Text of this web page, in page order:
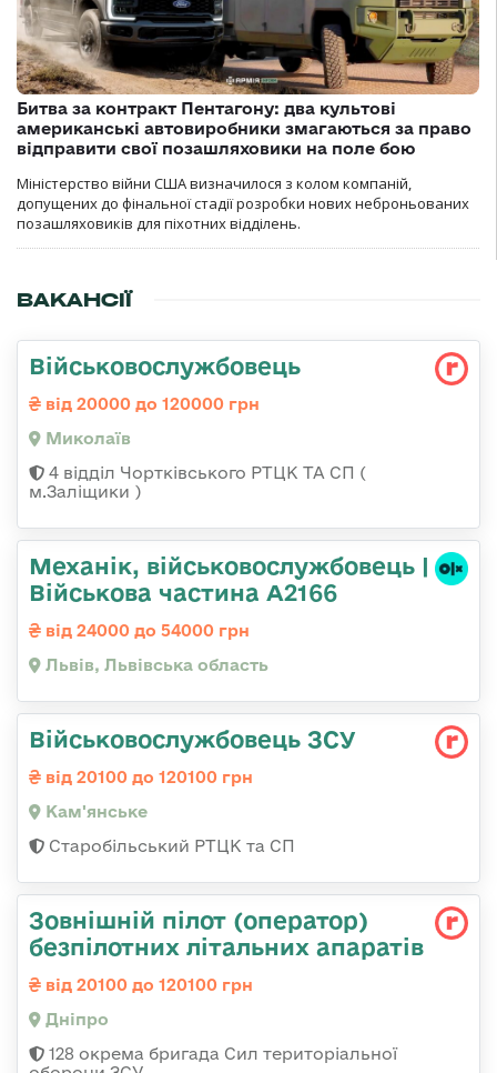
Битва за контракт Пентагону: два культові
американські автовиробники змагаються за право
відправити свої позашляховики на поле бою
Міністерство війни США визначилося з колом компаній,
допущених до фінальної стадії розробки нових неброньованих
позашляховиків для піхотних відділень.
ВАКАНСІЇ
Військовослужбовець
від 20000 до 120000 грн
Миколаїв
4 відділ Чортківського РТЦК ТА СП (
м.Заліщики )
Механік, військовослужбовець |
Військова частина А2166
від 24000 до 54000 грн
Львів, Львівська область
Військовослужбовець ЗСУ
від 20100 до 120100 грн
Кам'янське
Старобільський РТЦК та СП
Зовнішній пілот (оператор)
безпілотних літальних апаратів
від 20100 до 120100 грн
Дніпро
128 окрема бригада Сил територіальної